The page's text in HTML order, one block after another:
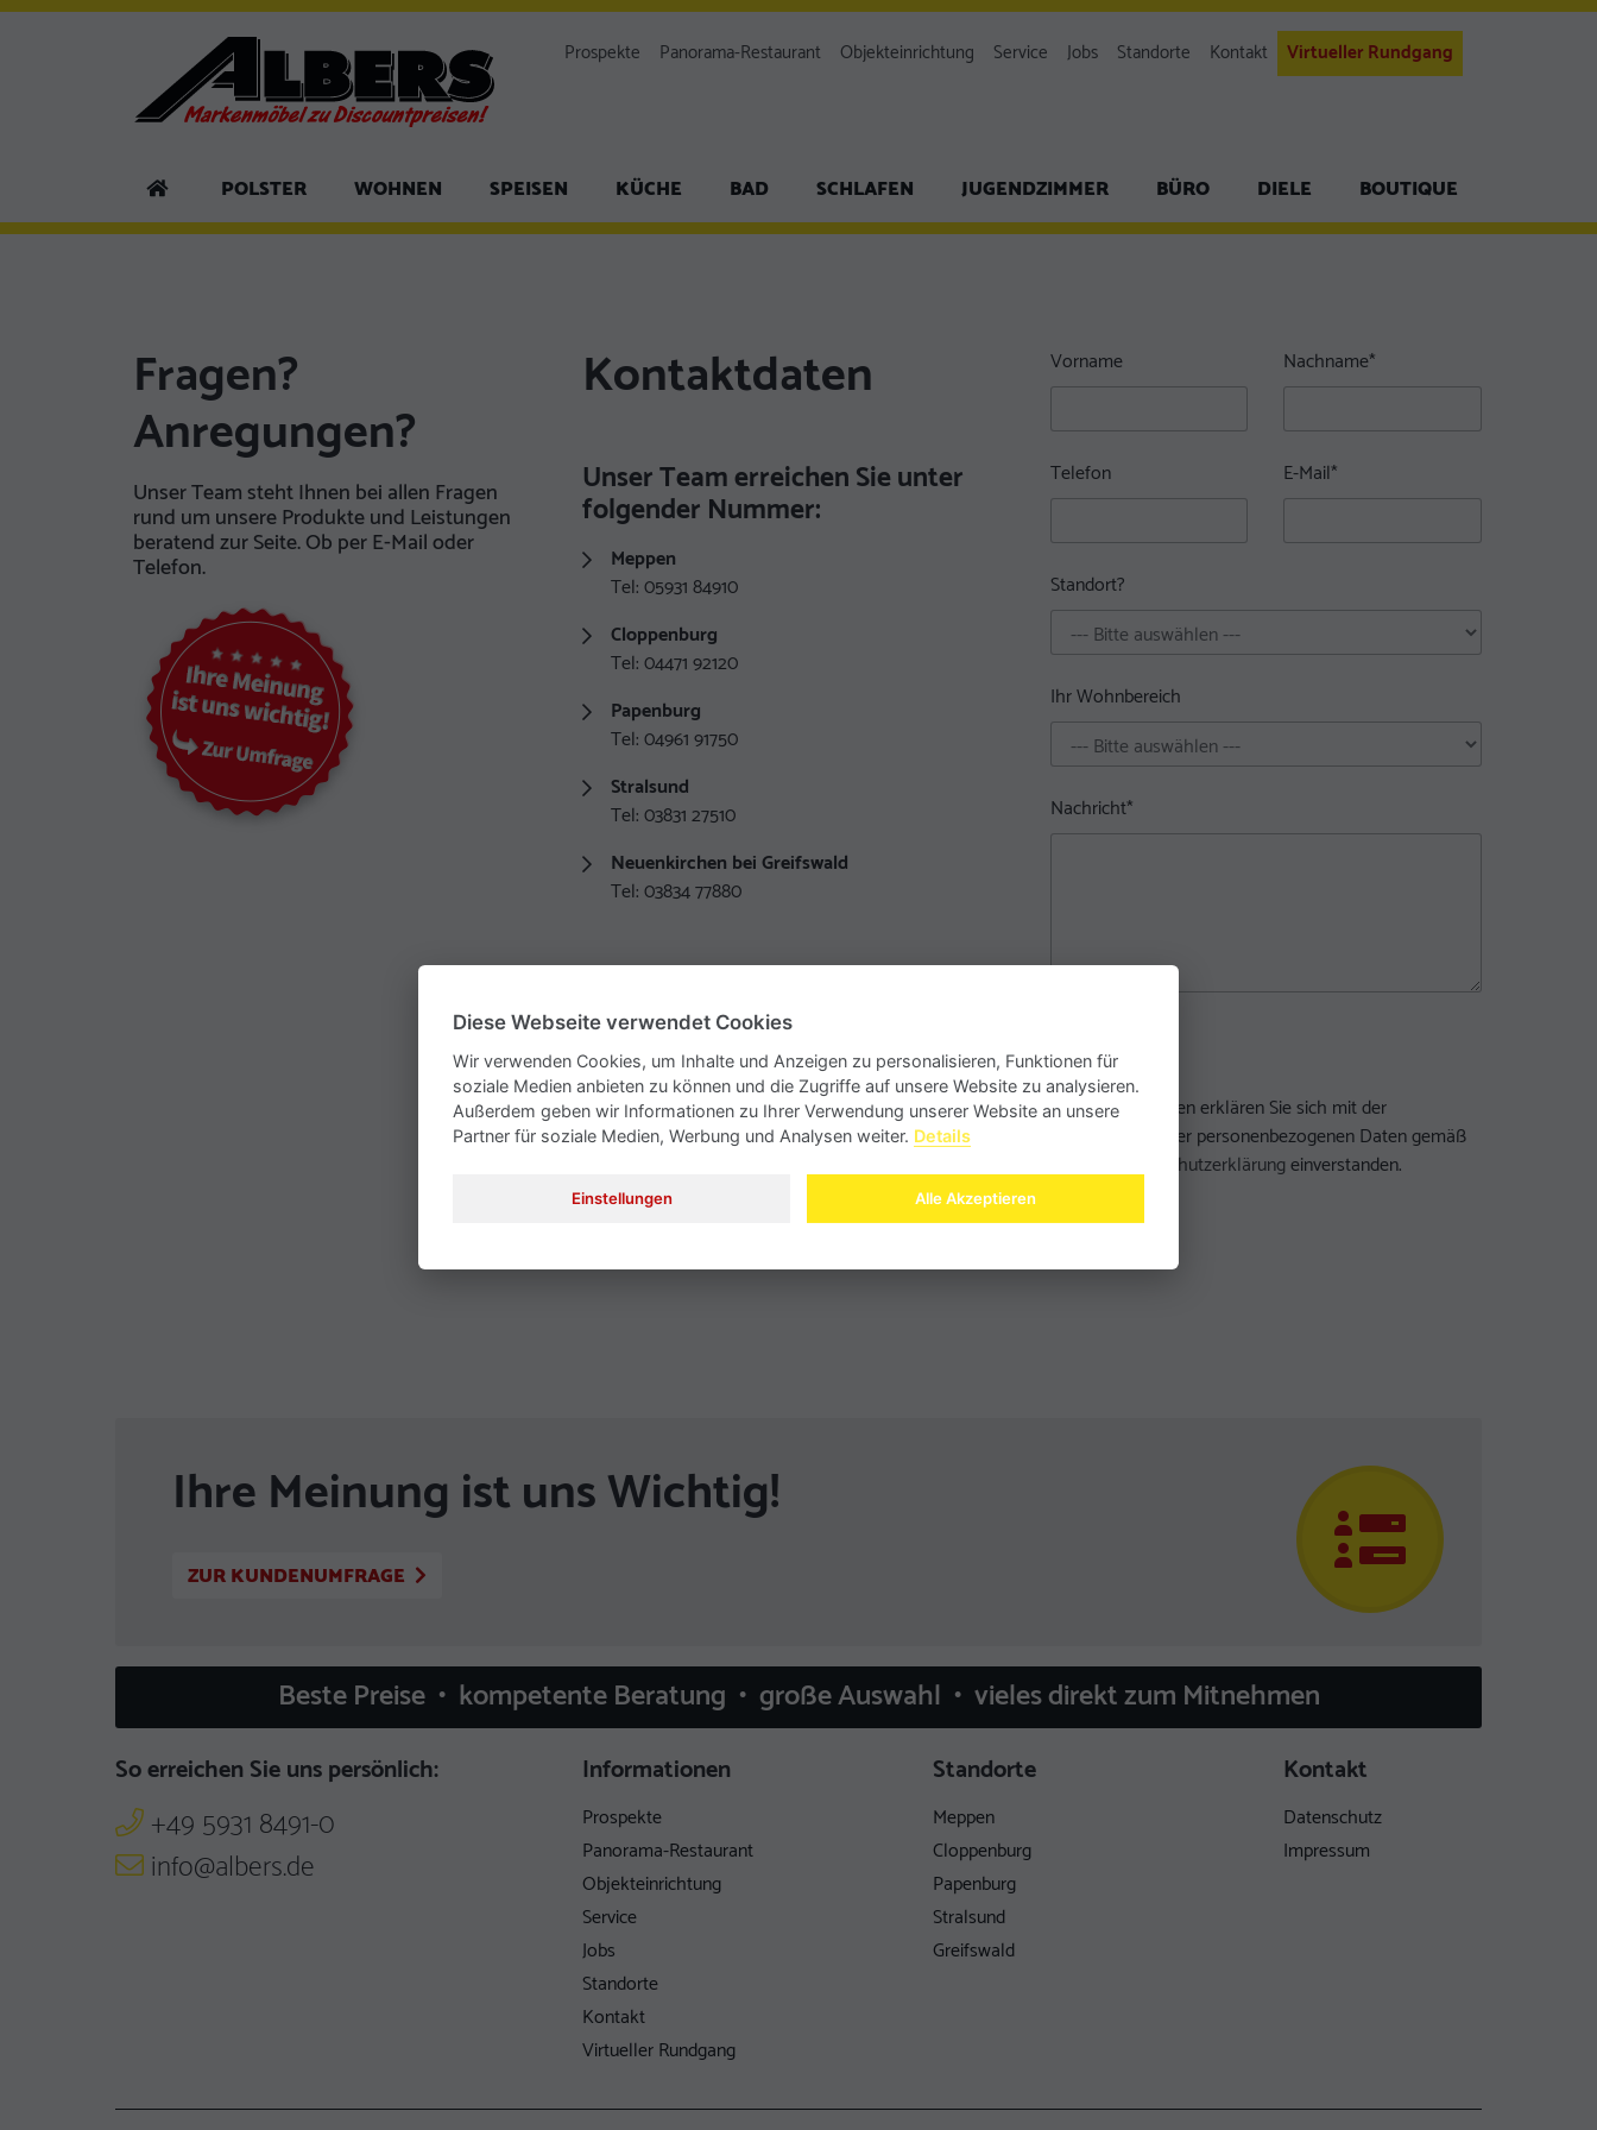
Prospekte Panorama-Restaurant Objekteinrichtung Service Jobs Standorte Kontakt Virtueller Rundgang
POLSTER WOHNEN SPEISEN KÜCHE BAD SCHLAFEN JUGENDZIMMER BÜRO DIELE BOUTIQUE
Fragen?
Anregungen?
Unser Team steht Ihnen bei allen Fragen
rund um unsere Produkte und Leistungen
beratend zur Seite. Ob per E-Mail oder
Telefon.
Kontaktdaten
Unser Team erreichen Sie unter
folgender Nummer:
Meppen
Tel: 05931 84910
Cloppenburg
Tel: 04471 92120
Papenburg
Tel: 04961 91750
Stralsund
Tel: 03831 27510
Neuenkirchen bei Greifswald
Tel: 03834 77880
Vorname Nachname*
Telefon E-Mail*
Standort?
Ihr Wohnbereich
Nachricht*
Mit dem Absenden erklären Sie sich mit der
Verarbeitung Ihrer personenbezogenen Daten gemäß
Datenschutzerklärungeinverstanden.
Ihre Meinung ist uns Wichtig!
ZUR KUNDENUMFRAGE
Beste Preise • kompetente Beratung • große Auswahl • vieles direkt zum Mitnehmen
So erreichen Sie uns persönlich:
+49 5931 8491-0
info@albers.de
Informationen
Prospekte
Panorama-Restaurant
Objekteinrichtung
Service
Jobs
Standorte
Kontakt
Virtueller Rundgang
Standorte
Meppen
Cloppenburg
Papenburg
Stralsund
Greifswald
Kontakt
Datenschutz
Impressum
Diese Webseite verwendet Cookies
Wir verwenden Cookies, um Inhalte und Anzeigen zu personalisieren, Funktionen für
soziale Medien anbieten zu können und die Zugriffe auf unsere Website zu analysieren.
Außerdem geben wir Informationen zu Ihrer Verwendung unserer Website an unsere
Partner für soziale Medien, Werbung und Analysen weiter. Details
Einstellungen Alle Akzeptieren